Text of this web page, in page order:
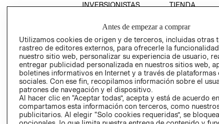
INVERSIONISTAS
EMPRESARIAL
TIENDA
CONDICIONES
AVISO DE
PRIVACIDAD
GIFT CARD
AVISO DE
Antes de empezar a comprar
Utilizamos cookies de origen y de terceros, incluidas otras
rastreo de editores externos, para ofrecerle la
nuestro sitio web, personalizar su experiencia de usuario,
entregar publicidad personalizada en nuestros sitios web,
boletines informativos en Internet y a través de plataformas
sociales. Con ese fin, recopilamos información sobre el
patrones de navegación y el dispositivo.
Al hacer clic en “Aceptar todas”, acepta y está de acuerdo
compartamos esta información con terceros, como
publicitarios. Al elegir “Solo cookies requeridas”, se